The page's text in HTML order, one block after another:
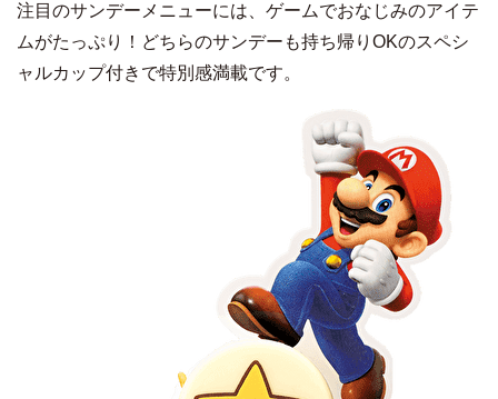
注目のサンデーメニューには、ゲームでおなじみのアイテ
ムがたっぷり！どちらのサンデーも持ち帰りOKのスペシ
ャルカップ付きで特別感満載です。